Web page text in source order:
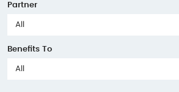
Partner
All
Benefits To
All